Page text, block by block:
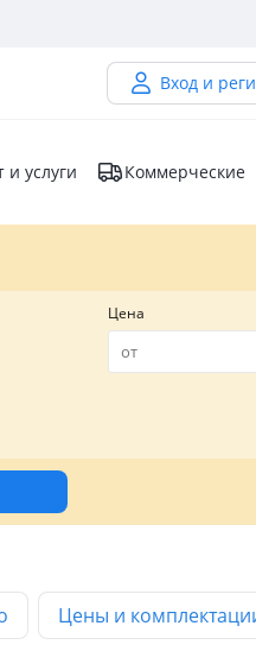
Вход и
и услуги Коммерческие
Цена
Цены и